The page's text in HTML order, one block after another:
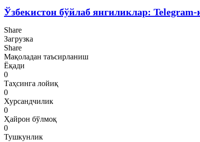
Ўзбекистон бўйлаб янгиликлар:
Share
Загрузка
Share
Мақоладан таъсирланиш
Ёқади
0
Таҳсинга лойиқ
0
Хурсандчилик
0
Ҳайрон бўлмоқ
0
Тушкунлик